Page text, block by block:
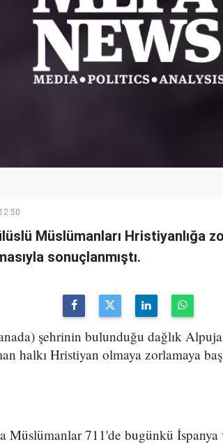
Müslümanları Hristiyanlığa
sonuçlanmıştı.
şehrinin bulunduğu dağlık
halkı Hristiyan olmaya zorlamaya
Müslümanlar 711'de bugünkü